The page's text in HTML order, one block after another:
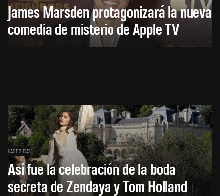
James Marsden protagonizará la nueva
comedia de misterio de Apple TV
HACE 2 DÍAS
Así fue la celebración de la boda
secreta de Zendaya y Tom Holland